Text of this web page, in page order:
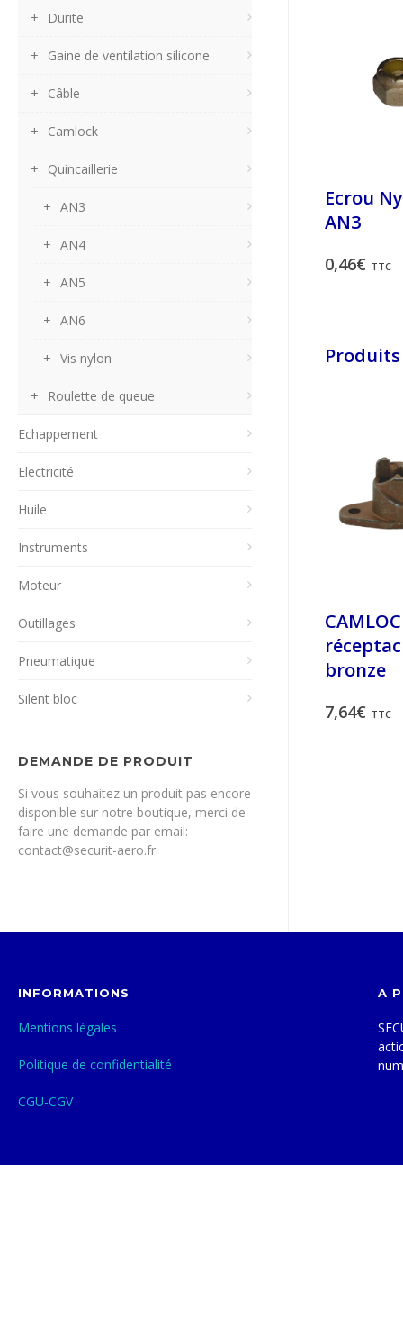
Ecrou
AN3
0,46€ TTC
bronze
7,64€ TTC
Durite
Gaine de ventilation silicone
Câble
Camlock
Quincaillerie
AN3
AN4
AN5
AN6
Vis nylon
Roulette de queue
Echappement
Electricité
Huile
Instruments
Moteur
Outillages
Pneumatique
Silent bloc
DEMANDE DE PRODUIT
Si vous souhaitez un produit pas encore
disponible sur notre boutique, merci de
faire une demande par email:
contact@securit-aero.fr
INFORMATIONS
Mentions légales
Politique de confidentialité
CGU-CGV
A